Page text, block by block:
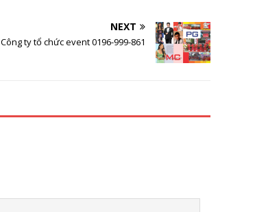
NEXT
Công ty tổ chức event 0196-999-861